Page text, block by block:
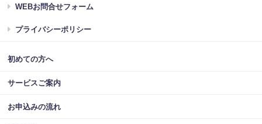
WEBお問合せフォーム
プライバシーポリシー
初めての方へ
サービスご案内
お申込みの流れ